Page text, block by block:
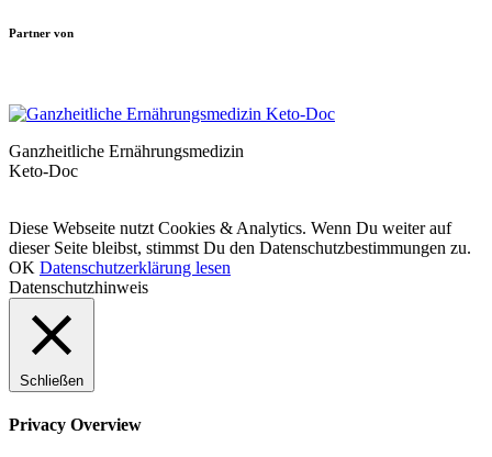
Partner von
Ganzheitliche Ernährungsmedizin
Keto-Doc
Diese Webseite nutzt Cookies & Analytics. Wenn Du weiter auf
dieser Seite bleibst, stimmst Du den Datenschutzbestimmungen zu.
OK Datenschutzerklärung lesen
Datenschutzhinweis
Schließen
Privacy Overview